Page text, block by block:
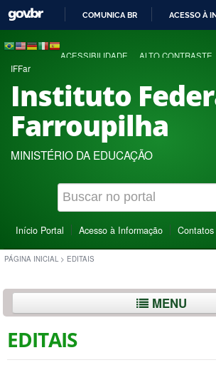
COMUNICA BR ACESSO À
ACESSIBILIDADE ALTO CONTRASTE
IFFar
Instituto
Farroupilha
MINISTÉRIO DA EDUCAÇÃO
Início Portal Acesso à Informação Contatos
PÁGINA INICIAL > EDITAIS
MENU
EDITAIS